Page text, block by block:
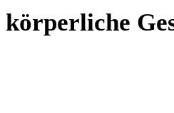
körperliche